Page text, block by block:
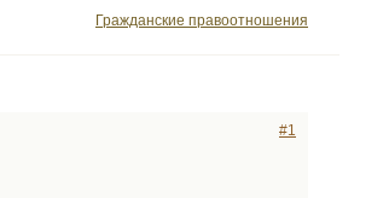
Гражданские правоотношения
#1